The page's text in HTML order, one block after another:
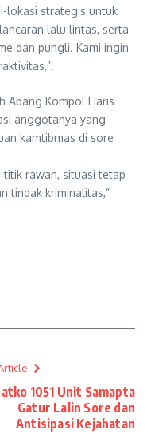
lokasi strategis untuk
lalu lintas, serta
dan pungli. Kami ingin
Abang Kompol Haris
anggotanya yang
kamtibmas di sore
titik rawan, situasi tetap
tindak kriminalitas,”
1051 Unit Samapta
Gatur Lalin Sore dan
Antisipasi Kejahatan